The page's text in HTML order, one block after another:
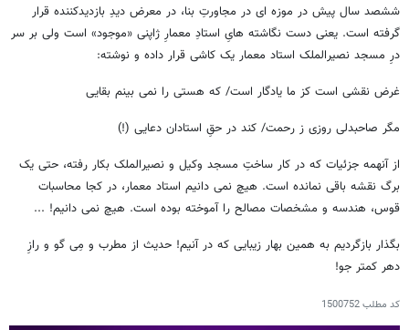
ششصد سال پیش در موزه ای در مجاورتِ بنا، در معرض دیدِ بازدیدکننده قرار
گرفته است. یعنی دست نگاشته هایِ استادِ معمارِ ژاپنی «موجود» است ولی بر سر
درِ مسجد نصیرالملک استاد معمار یک کاشی قرار داده و نوشته:
غرض نقشی است کز ما یادگار است/ که هستی را نمی بینم بقایی
مگر صاحبدلی روزی ز رحمت/ کند در حقِ استادان دعایی (!)
از آنهمه جزئیات که در کار ساختِ مسجد وکیل و نصیرالملک بکار رفته، حتی یک
برگ نقشه باقی نمانده است. هیچ نمی دانیم استاد معمار، در کجا محاسبات
قوس، هندسه و مشخصات مصالح را آموخته بوده است. هیچ نمی دانیم! ...
بگذار بازگردیم به همین بهار زیبایی که در آنیم! حدیث از مطرب و مِی گو و رازِ
دهر کمتر جو!
کد مطلب1500752